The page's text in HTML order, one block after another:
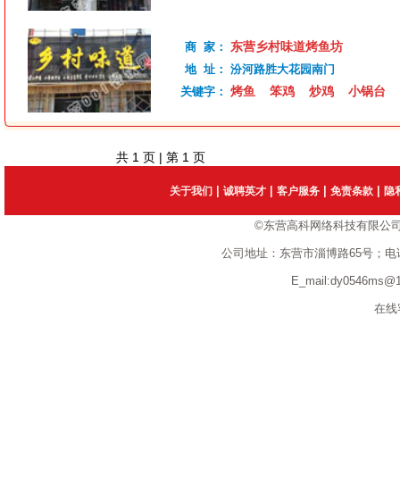
商 家： 东营乡村味道烤鱼坊
地 址： 汾河路胜大花园南门
关键字： 烤鱼 笨鸡 炒鸡 小锅台
共 1 页 | 第 1 页
关于我们 诚聘英才 客户服务 免责条款 隐
©东营高科网络科技有限公
公司地址：东营市淄博路65号；
在线